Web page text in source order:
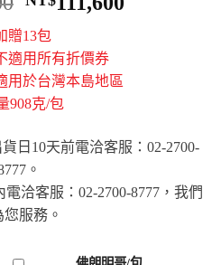
贈13包
適用所有折價券
用於台灣本島地區
908克/包
日10天前電洽客服：02-2700-
。
洽客服：02-2700-8777，我們
您服務。